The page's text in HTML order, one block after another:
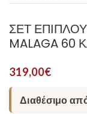
ΣΕΤ
MALAGA
319,00€
Διαθέσιμο